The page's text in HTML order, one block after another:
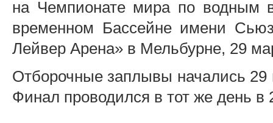
на Чемпионате мира по водным
временном Бассейне имени
Лейвер Арена» в Мельбурне, 29
Отборочные заплывы начались
Финал проводился в тот же день в